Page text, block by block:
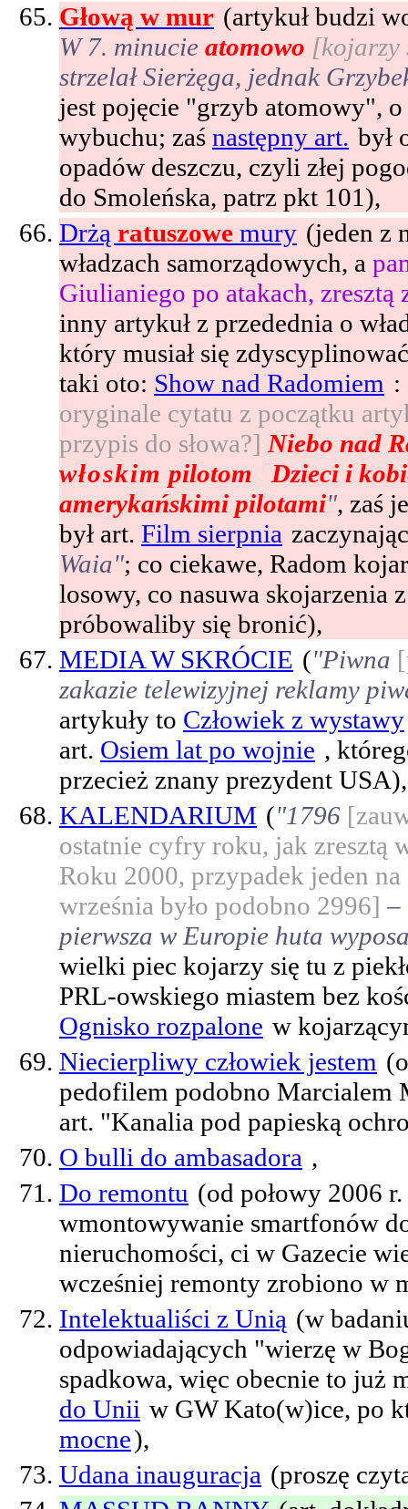
Głową w mur (artykuł budzi
W 7. minucie atomowo [kojarzy
strzelał Sierżęga, jednak
jest pojęcie "grzyb atomowy",
wybuchu; zaś następny art. był
opadów deszczu, czyli złej
do Smoleńska, patrz pkt 101),
Drżą ratuszowe mury (jeden z
władzach samorządowych, a
Giulianiego po atakach,
inny artykuł z przedednia o
który musiał się
taki oto: Show nad Radomiem :
oryginale cytatu z początku
przypis do słowa?] Niebo nad
włoskim pilotom Dzieci i
amerykańskimi pilotami", zaś
był art. Film sierpnia
Waia"; co ciekawe, Radom
losowy, co nasuwa skojarzenia
próbowaliby się bronić),
MEDIA W SKRÓCIE ("Piwna
zakazie telewizyjnej reklamy
artykuły to Człowiek z wystawy
art. Osiem lat po wojnie ,
przecież znany prezydent USA),
KALENDARIUM ("1796
ostatnie cyfry roku, jak zresztą
Roku 2000, przypadek jeden
września było podobno 2996] –
pierwsza w Europie huta
wielki piec kojarzy się tu z
PRL-owskiego miastem bez
Ognisko rozpalone w
Niecierpliwy człowiek jestem
pedofilem podobno Marcialem
art. "Kanalia pod papieską
O bulli do ambasadora ,
Do remontu (od połowy 2006
wmontowywanie smartfonów
nieruchomości, ci w Gazecie
wcześniej remonty zrobiono w
Intelektualiści z Unią (w
odpowiadających "wierzę w
spadkowa, więc obecnie to już
do Unii w GW Kato(w)ice, po
mocne),
Udana inauguracja (proszę